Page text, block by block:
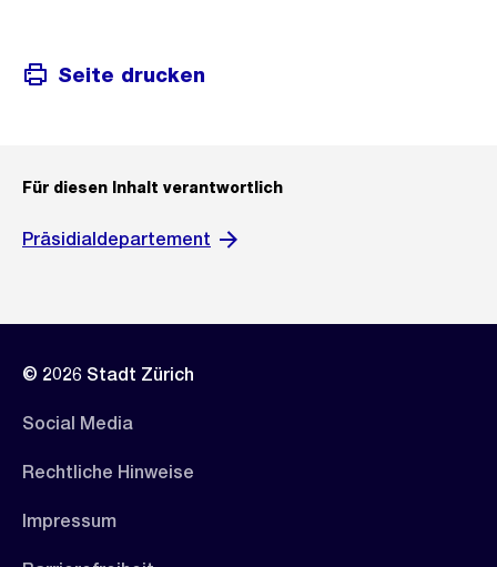
Seite drucken
Für diesen Inhalt verantwortlich
Präsidialdepartement
© 2026 Stadt Zürich
Social Media
Rechtliche Hinweise
Impressum